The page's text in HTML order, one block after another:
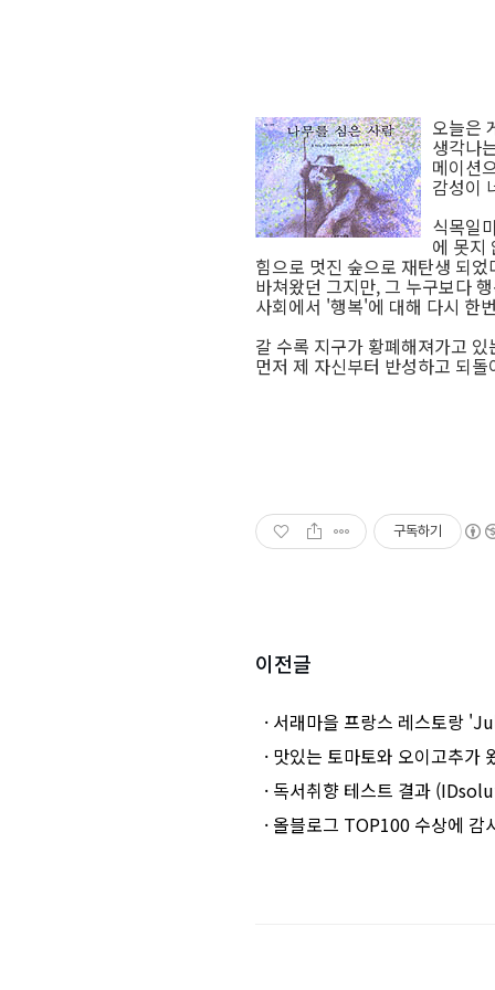
오늘은
생각나
메이션
감성이
식목일
에 못지
힘으로 멋진 숲으로 재탄생 되
바쳐왔던 그지만, 그 누구보다
사회에서 '행복'에 대해 다시 한
갈 수록 지구가 황폐해져가고
먼저 제 자신부터 반성하고 되
구독하기
이전글
· 서래마을 프랑스 레스토랑
· 맛있는 토마토와 오이고추가
· 독서취향 테스트 결과
· 올블로그 TOP100 수상에 감